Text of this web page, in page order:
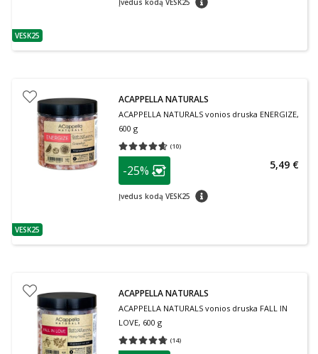
patarimas
VESK25
Įvedus kodą VESK25
patarimas
VESK25
ACAPPELLA NATURALS
ACAPPELLA NATURALS vonios druska ENERGIZE,
600 g
(10)
Vidutinis įvertinimas 4.60
patarimas
Lojalumo klubo narių nuolaida
-25%
Įvedus kodą VESK25 patarimas
5,49 €
ACAPPELLA NATURALS
ACAPPELLA NATURALS vonios druska FALL IN
LOVE, 600 g
(14)
Vidutinis įvertinimas 4.71